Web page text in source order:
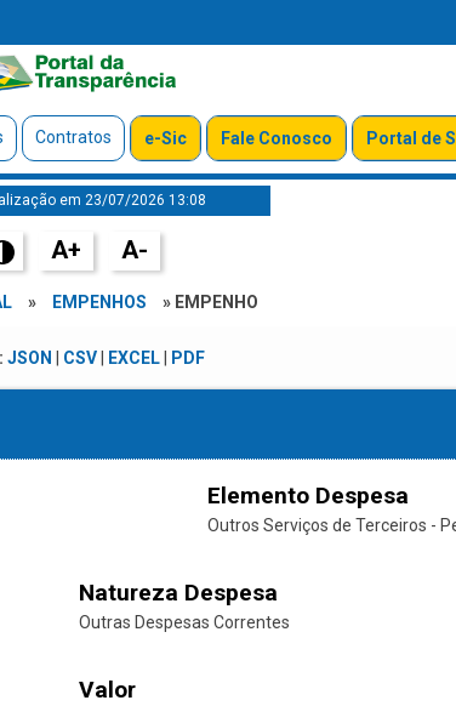
Contratos e-Sic Fale Conosco Portal de
em 23/07/2026 13:08
A+ A-
» EMPENHOS » EMPENHO
JSON CSV| EXCEL| PDF
Elemento Despesa
Outros Serviços de Terceiros -
Natureza Despesa
Outras Despesas Correntes
Valor